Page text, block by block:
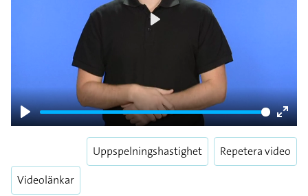
Play
Enter
Videolänkar
Uppspelningshastighet Repetera video